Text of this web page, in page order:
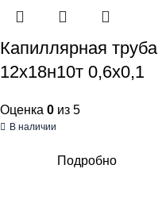
Капиллярная труба
12х18н10т 0,6х0,1
Оценка 0 из 5
В наличии
Подробно